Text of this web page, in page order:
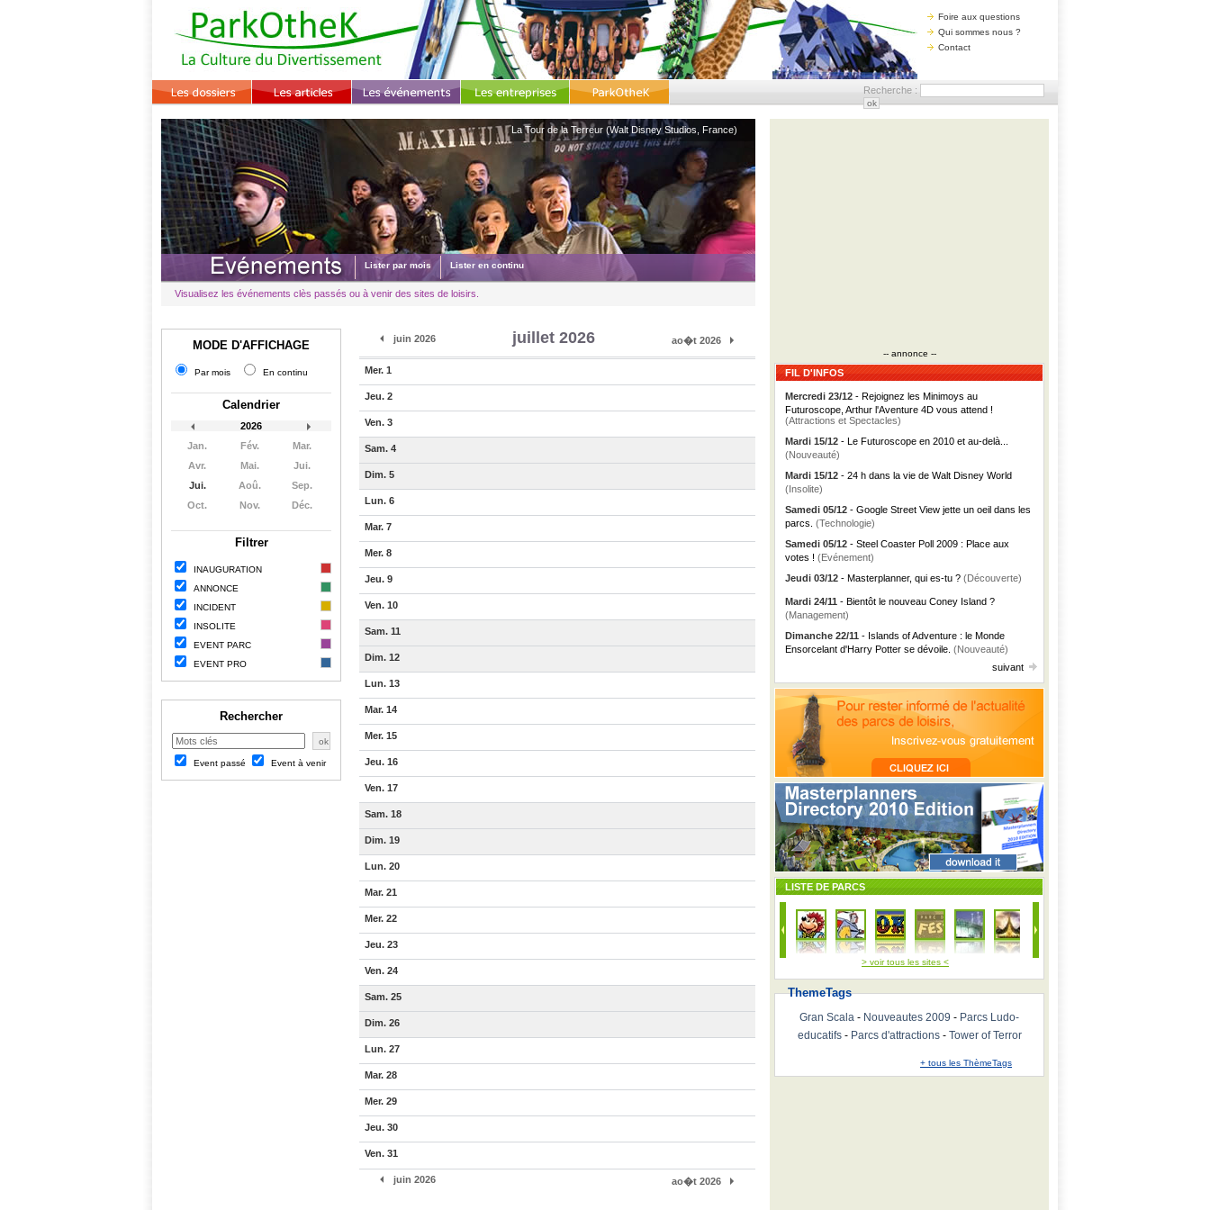
Foire aux questions
Qui sommes nous ?
Contact
Recherche :
La Tour de la Terreur (Walt Disney Studios, France)
Lister par mois Lister en continu
Visualisez les événements clès passés ou à venir des sites de loisirs.
MODE D'AFFICHAGE
Par mois En continu
Calendrier
2026
Jan.
Fév.
Mar.
Avr.
Mai.
Jui.
Jui.
Aoû.
Sep.
Oct.
Nov. Déc.
Filtrer
INAUGURATION
ANNONCE
INCIDENT
INSOLITE
EVENT PARC
EVENT PRO
Rechercher
Event passé Event à venir
juin 2026 ao�t 2026
juillet 2026
Mer. 1
Jeu. 2
Ven. 3
Sam. 4
Dim. 5
Lun. 6
Mar. 7
Mer. 8
Jeu. 9
Ven. 10
Sam. 11
Dim. 12
Lun. 13
Mar. 14
Mer. 15
Jeu. 16
Ven. 17
Sam. 18
Dim. 19
Lun. 20
Mar. 21
Mer. 22
Jeu. 23
Ven. 24
Sam. 25
Dim. 26
Lun. 27
Mar. 28
Mer. 29
Jeu. 30
Ven. 31
juin 2026 ao�t 2026
-- annonce --
FIL D'INFOS
Mercredi 23/12 - Rejoignez les Minimoys au
Futuroscope, Arthur l'Aventure 4D vous attend !
(Attractions et Spectacles)
Mardi 15/12 - Le Futuroscope en 2010 et au-delà...
(Nouveauté)
Mardi 15/12 - 24 h dans la vie de Walt Disney World
(Insolite)
Samedi 05/12 - Google Street View jette un oeil dans les
parcs. (Technologie)
Samedi 05/12 - Steel Coaster Poll 2009 : Place aux
votes ! (Evénement)
Jeudi 03/12 - Masterplanner, qui es-tu ? (Découverte)
Mardi 24/11 - Bientôt le nouveau Coney Island ?
(Management)
Dimanche 22/11 - Islands of Adventure : le Monde
Ensorcelant d'Harry Potter se dévoile. (Nouveauté)
suivant
LISTE DE PARCS
> voir tous les sites <
ThemeTags
Gran Scala - Nouveautes 2009 - Parcs Ludo-
educatifs- Parcs d'attractions- Tower of Terror
+ tous les ThèmeTags